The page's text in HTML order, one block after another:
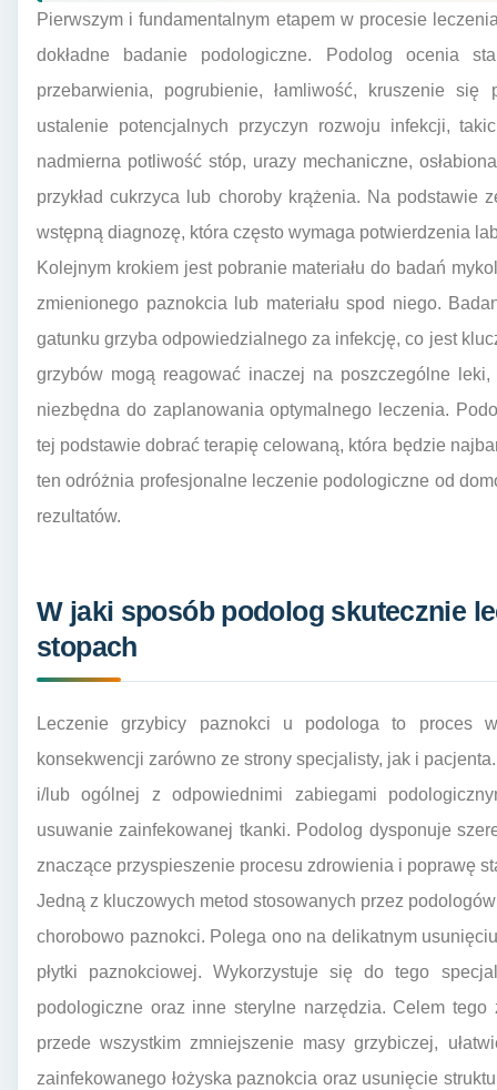
Pierwszym i fundamentalnym etapem w procesie
dokładne badanie podologiczne. Podolog ocenia
przebarwienia, pogrubienie, łamliwość, kruszenie
ustalenie potencjalnych przyczyn rozwoju infekcji,
nadmierna potliwość stóp, urazy mechaniczne,
przykład cukrzyca lub choroby krążenia. Na podstawie
wstępną diagnozę, która często wymaga potwierdzenia
Kolejnym krokiem jest pobranie materiału do badań
zmienionego paznokcia lub materiału spod niego.
gatunku grzyba odpowiedzialnego za infekcję, co jest
grzybów mogą reagować inaczej na poszczególne
niezbędna do zaplanowania optymalnego leczenia.
tej podstawie dobrać terapię celowaną, która będzie
ten odróżnia profesjonalne leczenie podologiczne od
rezultatów.
W jaki sposób podolog skutecznie
stopach
Leczenie grzybicy paznokci u podologa to proces
konsekwencji zarówno ze strony specjalisty, jak i
i/lub ogólnej z odpowiednimi zabiegami
usuwanie zainfekowanej tkanki. Podolog dysponuje
znaczące przyspieszenie procesu zdrowienia i poprawę
Jedną z kluczowych metod stosowanych przez
chorobowo paznokci. Polega ono na delikatnym
płytki paznokciowej. Wykorzystuje się do tego
podologiczne oraz inne sterylne narzędzia. Celem
przede wszystkim zmniejszenie masy grzybiczej,
zainfekowanego łożyska paznokcia oraz usunięcie